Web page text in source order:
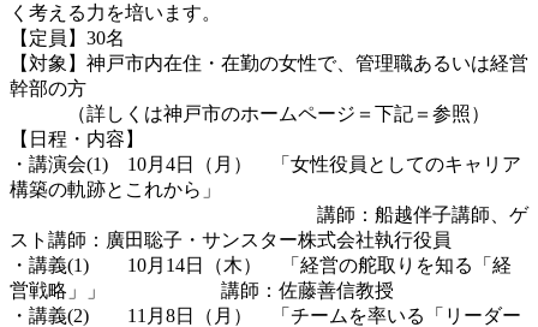
く考える力を培います。
【定員】30名
【対象】神戸市内在住・在勤の女性で、管理職あるいは経営
幹部の方
（詳しくは神戸市のホームページ＝下記＝参照）
【日程・内容】
・講演会(1) 10月4日（月） 「女性役員としてのキャリア
構築の軌跡とこれから」
講師：船越伴子講師、ゲ
スト講師：廣田聡子・サンスター株式会社執行役員
・講義(1) 10月14日（木） 「経営の舵取りを知る「経
営戦略」」 講師：佐藤善信教授
・講義(2) 11月8日（月） 「チームを率いる「リーダー